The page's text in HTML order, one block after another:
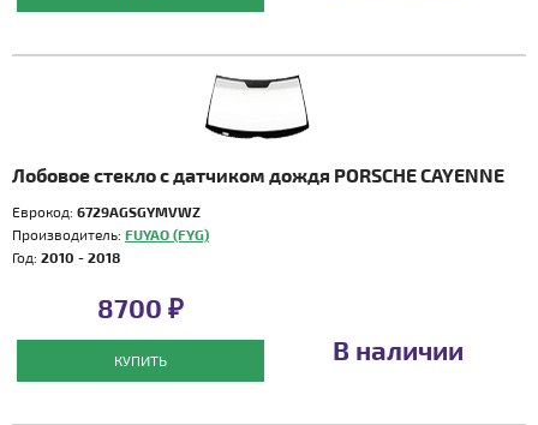
Лобовое стекло с датчиком дождя PORSCHE CAYENNE
Еврокод: 6729AGSGYMVWZ
Производитель: FUYAO (FYG)
Год: 2010 - 2018
8700 ₽
КУПИТЬ В наличии